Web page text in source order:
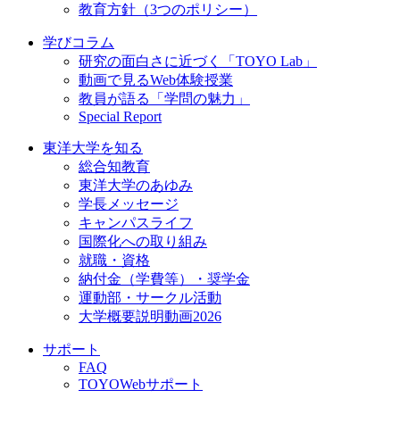
教育方針（3つのポリシー）
学びコラム
研究の面白さに近づく「TOYO Lab」
動画で見るWeb体験授業
教員が語る「学問の魅力」
Special Report
東洋大学を知る
総合知教育
東洋大学のあゆみ
学長メッセージ
キャンパスライフ
国際化への取り組み
就職・資格
納付金（学費等）・奨学金
運動部・サークル活動
大学概要説明動画2026
サポート
FAQ
TOYOWebサポート